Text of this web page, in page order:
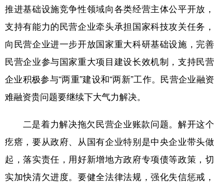
推进基础设施竞争性领域向各类经营主体公平开放，
支持有能力的民营企业牵头承担国家科技攻关任务，
向民营企业进一步开放国家重大科研基础设施，完善
民营企业参与国家重大项目建设长效机制，支持民营
企业积极参与“两重”建设和“两新”工作。民营企业融资
难融资贵问题要继续下大气力解决。
二是着力解决拖欠民营企业账款问题。 解开这个
疙瘩，要从政府、从国有企业特别是中央企业带头做
起，落实责任，用好新增地方政府专项债等政策，切
实加快清欠进度。要健全法律法规，强化失信惩戒，